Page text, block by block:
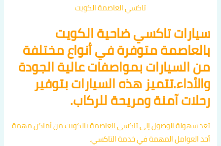
تاكسي العاصمة الكويت
سيارات تاكسي ضاحية الكويت
بالعاصمة متوفرة في أنواع مختلفة
من السيارات بمواصفات عالية الجودة
والأداء.تتميز هذه السيارات بتوفير
رحلات آمنة ومريحة للركاب.
تعد سهولة الوصول إلى تاكسي العاصمة بالكويت من أماكن مهمة
أحد العوامل المهمة في خدمة التاكسي.